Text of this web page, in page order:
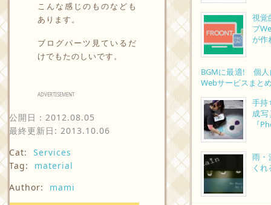
こんな感じのものなども
あります。
ブログパーツ見ているだ
けでもたのしいです。
ADVERTISEMENT
公開日： 2012.08.05
最終更新日: 2013.10.06
Cat:
Services
Tag:
material
Author:
mami
視覚
ブ
が作
BGMに最適! 個人
Webサービスまと
手持
成
『
雨・
く